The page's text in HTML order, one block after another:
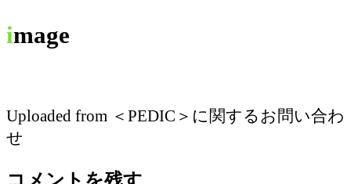
image
Uploaded from ＜PEDIC＞に関するお問い合わ
せ